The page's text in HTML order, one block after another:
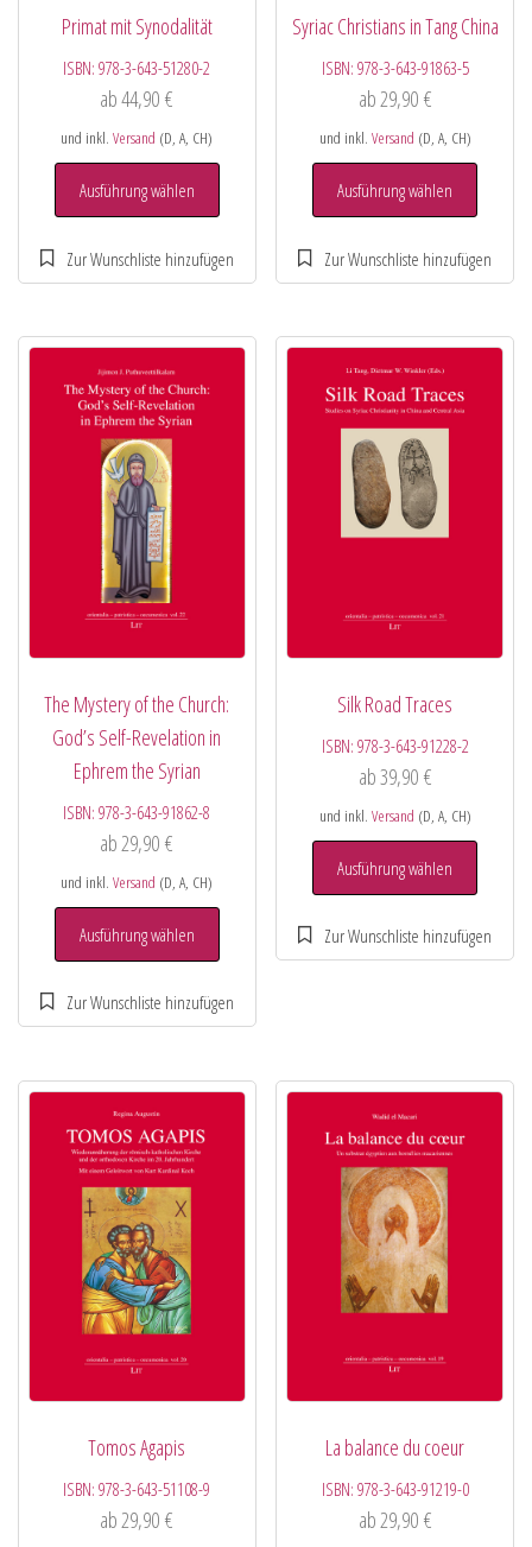
Primat mit Synodalität
ISBN:978-3-643-51280-2
ab44,90€
und inkl.Versand (D, A, CH)
Ausführung wählen
Syriac Christians in Tang China
ISBN: 978-3-643-91863-5
ab29,90 €
und inkl. Versand (D, A, CH)
Ausführung wählen
The Mystery of the Church:
God’s Self-Revelation in
Ephrem the Syrian
ISBN:978-3-643-91862-8
ab 29,90€
und inkl.Versand (D, A, CH)
Ausführung wählen
Silk Road Traces
ISBN: 978-3-643-91228-2
ab39,90 €
und inkl. Versand (D, A, CH)
Ausführung wählen
Tomos Agapis
ISBN:978-3-643-51108-9
ab29,90€
La balance du coeur
ISBN: 978-3-643-91219-0
ab29,90 €